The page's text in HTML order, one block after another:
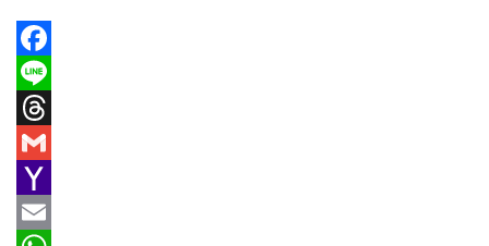
首
頁
新
車
情
F
a
c
b
L
e
T
r
G
m
Y